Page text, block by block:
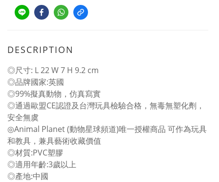
DESCRIPTION
◎尺寸: L 22 W 7 H 9.2 cm
◎品牌國家:英國
◎99%擬真動物，仿真寫實
◎通過歐盟CE認證及台灣玩具檢驗合格，無毒無塑化劑，
安全無虞
◎Animal Planet (動物星球頻道)唯一授權商品 可作為玩具
和教具，兼具藝術收藏價值
◎材質:PVC塑膠
◎適用年齡:3歲以上
◎產地:中國